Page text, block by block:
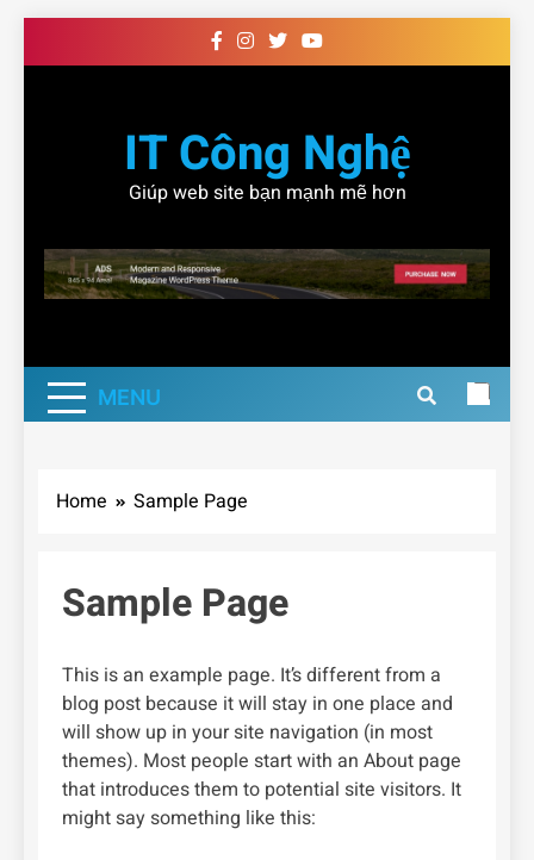
to
IT Công Nghệ
Giúp web site bạn mạnh mẽ hơn
MENU
Home Sample Page
Sample Page
This is an example page. It’s different from a
blog post because it will stay in one place and
will show up in your site navigation (in most
themes). Most people start with an About page
that introduces them to potential site visitors. It
might say something like this: